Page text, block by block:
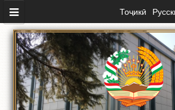
Перейти к основному содержаниюТоҷикӣ